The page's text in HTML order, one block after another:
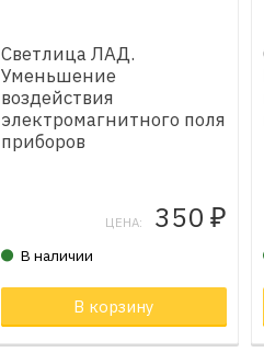
Товар в корзине
Светлица ЛАД.
Уменьшение
воздействия
электромагнитного поля
приборов
ЦЕНА: 350 ₽
В наличии
В корзину